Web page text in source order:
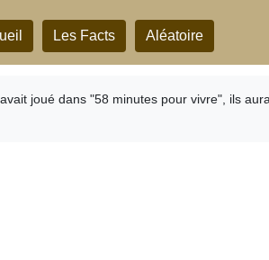
Les Facts Aléatoire
joué dans "58 minutes pour vivre", ils